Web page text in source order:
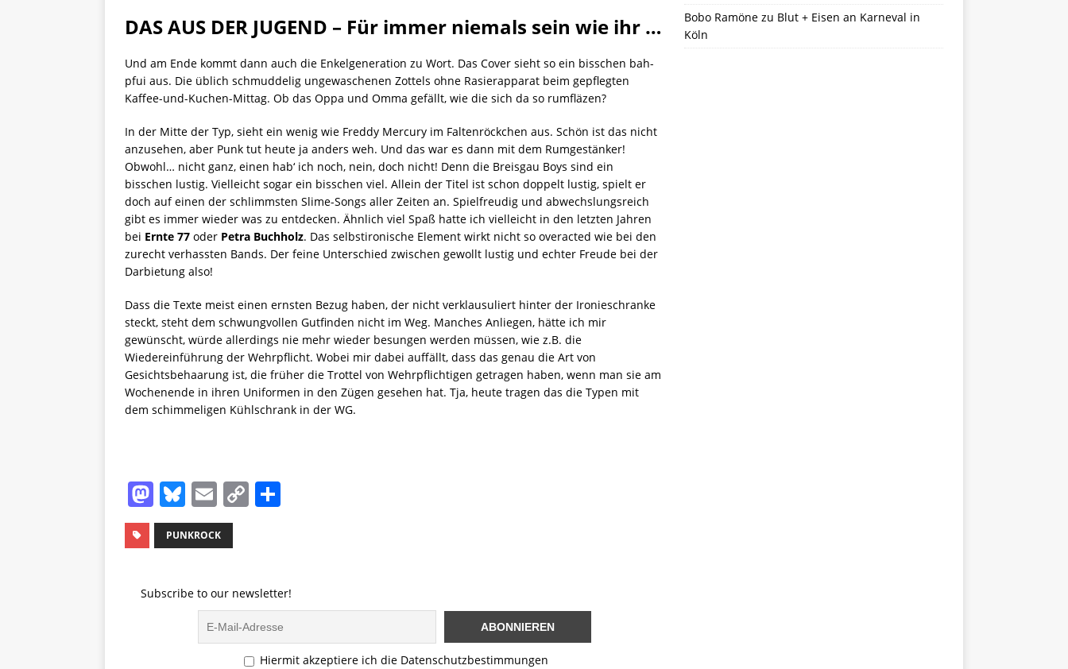
DAS AUS DER JUGEND – Für immer niemals sein wie ihr …
Und am Ende kommt dann auch die Enkelgeneration zu Wort. Das Cover sieht so ein bisschen bah-
pfui aus. Die üblich schmuddelig ungewaschenen Zottels ohne Rasierapparat beim gepflegten
Kaffee-und-Kuchen-Mittag. Ob das Oppa und Omma gefällt, wie die sich da so rumfläzen?
In der Mitte der Typ, sieht ein wenig wie Freddy Mercury im Faltenröckchen aus. Schön ist das nicht
anzusehen, aber Punk tut heute ja anders weh. Und das war es dann mit dem Rumgestänker!
Obwohl… nicht ganz, einen hab‘ ich noch, nein, doch nicht! Denn die Breisgau Boys sind ein
bisschen lustig. Vielleicht sogar ein bisschen viel. Allein der Titel ist schon doppelt lustig, spielt er
doch auf einen der schlimmsten Slime-Songs aller Zeiten an. Spielfreudig und abwechslungsreich
gibt es immer wieder was zu entdecken. Ähnlich viel Spaß hatte ich vielleicht in den letzten Jahren
bei Ernte 77 oder Petra Buchholz. Das selbstironische Element wirkt nicht so overacted wie bei den
zurecht verhassten Bands. Der feine Unterschied zwischen gewollt lustig und echter Freude bei der
Darbietung also!
Dass die Texte meist einen ernsten Bezug haben, der nicht verklausuliert hinter der Ironieschranke
steckt, steht dem schwungvollen Gutfinden nicht im Weg. Manches Anliegen, hätte ich mir
gewünscht, würde allerdings nie mehr wieder besungen werden müssen, wie z.B. die
Wiedereinführung der Wehrpflicht. Wobei mir dabei auffällt, dass das genau die Art von
Gesichtsbehaarung ist, die früher die Trottel von Wehrpflichtigen getragen haben, wenn man sie am
Wochenende in ihren Uniformen in den Zügen gesehen hat. Tja, heute tragen das die Typen mit
dem schimmeligen Kühlschrank in der WG.
M
a
st
d
Bl
u
e
k
y
E
m
ai
C
Li
n
k
PUNKROCK
Subscribe to our newsletter!
Hiermit akzeptiere ich die Datenschutzbestimmungen
Bobo Ramönezu Blut + Eisen an Karneval in
Köln